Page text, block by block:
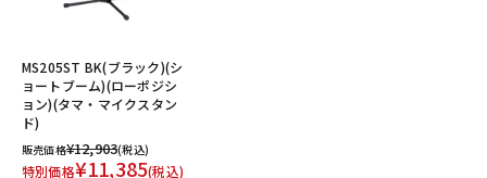
MS205ST BK(ブラック)(シ
ョートブーム)(ローポジシ
ョン)(タマ・マイクスタン
ド)
販売価格¥12,903(税込)
特別価格¥11,385(税込)